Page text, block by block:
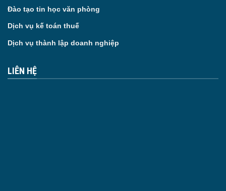
Đào tạo tin học văn phòng
Dịch vụ kế toán thuế
Dịch vụ thành lập doanh nghiệp
LIÊN HỆ